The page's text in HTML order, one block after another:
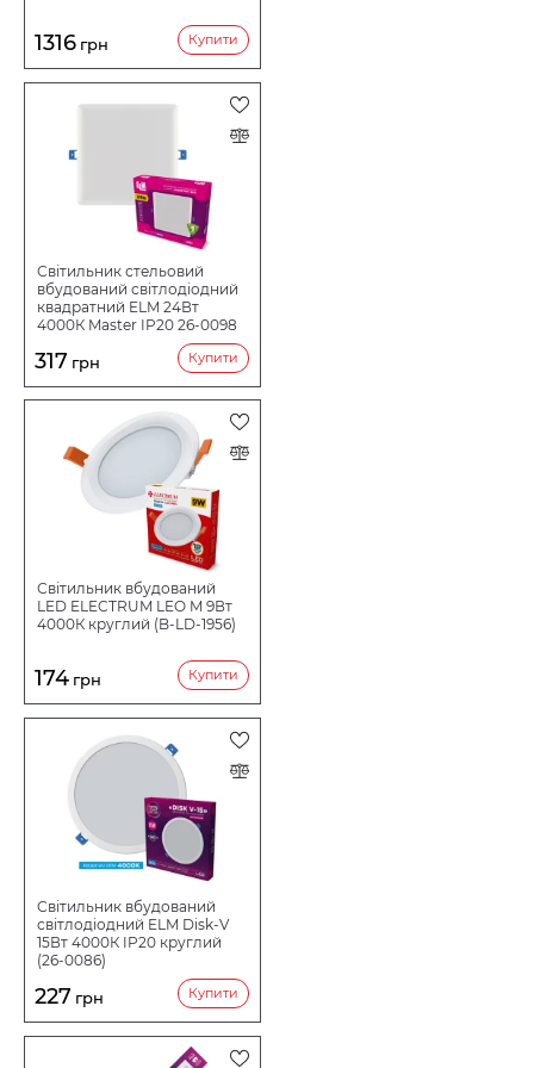
1316 грн Купити
Світильник стельовий
вбудований світлодіодний
квадратний ELM 24Вт
4000К Master IP20 26-0098
317 грн Купити
Світильник вбудований
LED ELECTRUM LEO M 9Вт
4000К круглий (B-LD-1956)
174 грн Купити
Світильник вбудований
світлодіодний ELM Disk-V
15Вт 4000К IP20 круглий
(26-0086)
227 грн Купити